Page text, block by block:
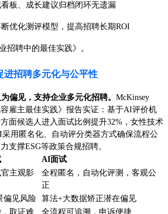
板、成长建议归档闭环无遗漏
优化测评模型，提高招聘长期ROI
招聘中的最佳实践》。
进招聘多元化与公平性
偏见，支持企业多元化招聘。 McKinsey
雇主最佳实践》报告实证：基于AI评价机
面候选人进入面试比例提升32%，女性技术
用匿名化、自动评分类器方式确保流程公
支撑ESG等政策合规招聘。
AI面试
主观影
全程匿名，自动化评测，客观公
正
偏见风险 算法+大数据矫正潜在偏见
取证难 全流程可追溯，申诉便捷